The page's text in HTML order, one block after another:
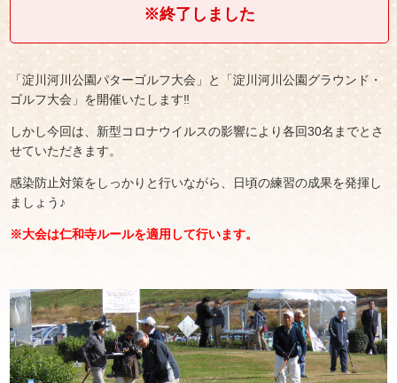
※終了しました
「淀川河川公園パターゴルフ大会」と「淀川河川公園グラウンド・
ゴルフ大会」を開催いたします‼
しかし今回は、新型コロナウイルスの影響により各回30名までとさ
せていただきます。
感染防止対策をしっかりと行いながら、日頃の練習の成果を発揮し
ましょう♪
※大会は仁和寺ルールを適用して行います。